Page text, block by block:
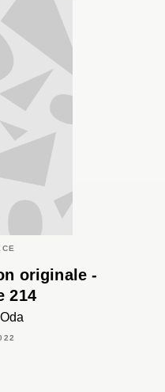
originale -
214